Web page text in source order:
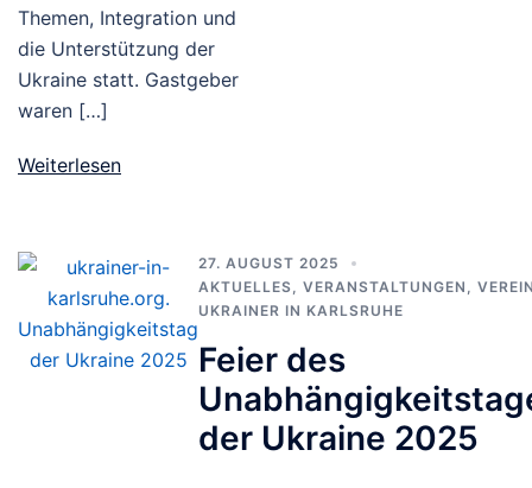
Themen, Integration und
die Unterstützung der
Ukraine statt. Gastgeber
waren […]
Weiterlesen
27. AUGUST 2025
AKTUELLES
VERANSTALTUNGEN
UKRAINER IN KARLSRUHE
Feier des
der Ukraine 2025